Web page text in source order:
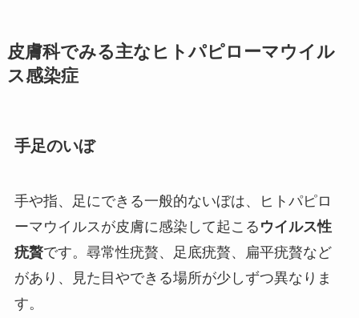
皮膚科でみる主なヒトパピローマウイル
ス感染症
手足のいぼ
手や指、足にできる一般的ないぼは、ヒトパピロ
ーマウイルスが皮膚に感染して起こる ウイルス性
疣贅です。尋常性疣贅、足底疣贅、扁平疣贅など
があり、見た目やできる場所が少しずつ異なりま
す。